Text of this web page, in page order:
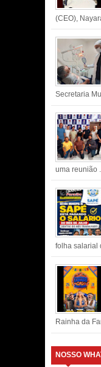
(CEO),
Secretaria
uma reunião ...
folha salarial
Rainha da
NOSSO